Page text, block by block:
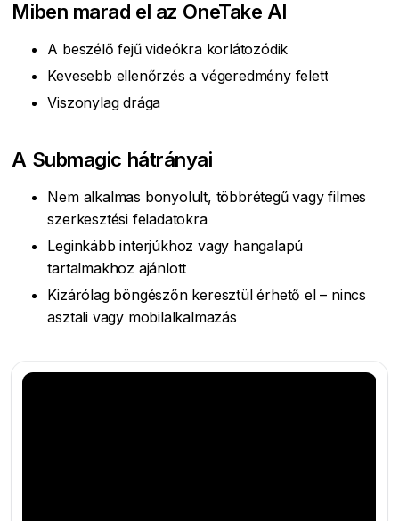
Miben marad el az OneTake AI
A beszélő fejű videókra korlátozódik
Kevesebb ellenőrzés a végeredmény felett
Viszonylag drága
A Submagic hátrányai
Nem alkalmas bonyolult, többrétegű vagy filmes
szerkesztési feladatokra
Leginkább interjúkhoz vagy hangalapú
tartalmakhoz ajánlott
Kizárólag böngészőn keresztül érhető el – nincs
asztali vagy mobilalkalmazás